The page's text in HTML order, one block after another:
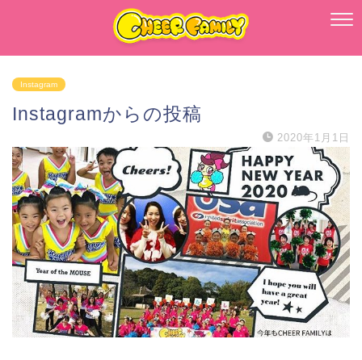
Instagram
Instagramからの投稿
2020年1月1日